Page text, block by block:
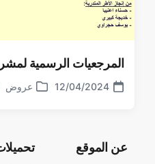
المرجعيات الرسمية
تاريخ12/04/2024 نشرعروض
عن الموقع